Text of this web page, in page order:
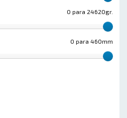
0 para 24620gr.
0 para 460mm